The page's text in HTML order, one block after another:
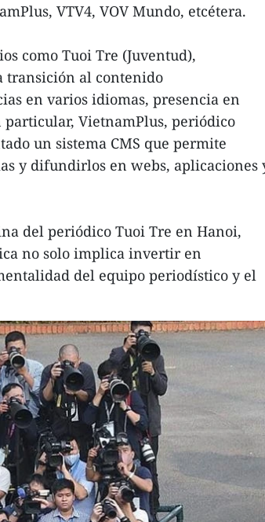
VTV4, VOV Mundo, etcétera.
como Tuoi Tre (Juventud),
transición al contenido
en varios idiomas, presencia en
particular, VietnamPlus, periódico
un sistema CMS que permite
y difundirlos en webs, aplicaciones
del periódico Tuoi Tre en Hanoi,
no solo implica invertir en
del equipo periodístico y el